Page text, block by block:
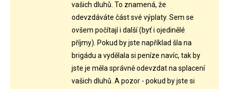
vašich dluhů. To znamená, že
odevzdáváte část své výplaty. Sem se
ovšem počítají i další (byť i ojedinělé
příjmy). Pokud by jste například šla na
brigádu a vydělala si peníze navíc, tak by
jste je měla správně odevzdat na splacení
vašich dluhů. A pozor - pokud by jste si